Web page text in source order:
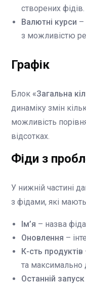
створених фідів.
Валютні курси –
з можливістю
Графік
Блок «Загальна
динаміку змін
можливість
відсотках.
Фіди з
У нижній частині
з фідами, які
Ім’я – назва
Оновлення –
К-сть продуктів
та максимально
Останній запуск